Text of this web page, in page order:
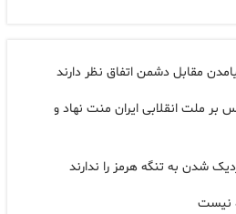
مقابل دشمن اتفاق نظر دارند
بر ملت انقلابی ایران منت نهاد و
شدن به تنگه هرمز را ندارند
نیست